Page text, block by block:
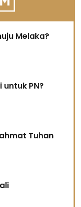
Melaka?
untuk PN?
Tuhan